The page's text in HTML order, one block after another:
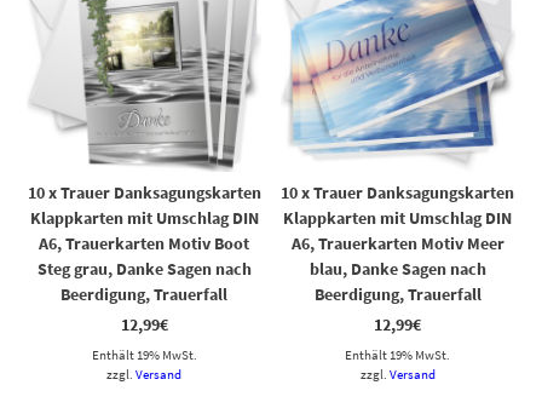
10 x Trauer Danksagungskarten
Klappkarten mit Umschlag DIN
A6, Trauerkarten Motiv Boot
Steg grau, Danke Sagen nach
Beerdigung, Trauerfall
12,99€
Enthält 19% MwSt.
zzgl.Versand
10 x Trauer Danksagungskarten
Klappkarten mit Umschlag DIN
A6, Trauerkarten Motiv Meer
blau, Danke Sagen nach
Beerdigung, Trauerfall
12,99€
Enthält 19% MwSt.
zzgl. Versand